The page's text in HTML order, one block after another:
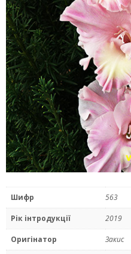
Шифр 563
Рік інтродукції 2019
Оригінатор Закис